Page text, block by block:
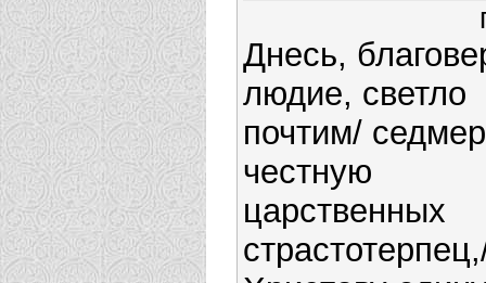
Днесь,
людие, светло
почтим/
честную
царственных